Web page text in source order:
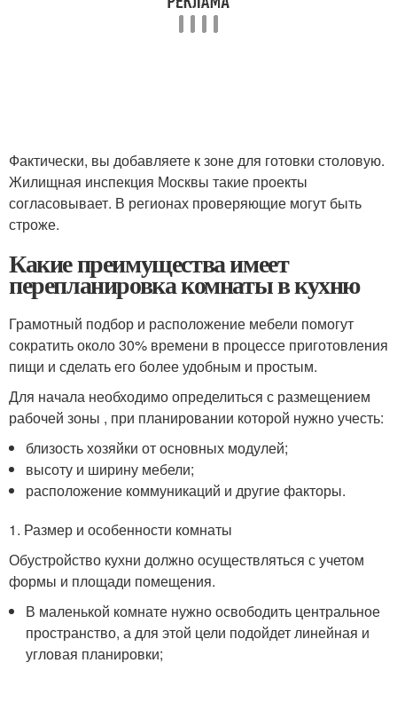
Фактически, вы добавляете к зоне для готовки столовую.
Жилищная инспекция Москвы такие проекты
согласовывает. В регионах проверяющие могут быть
строже.
Какие преимущества имеет
перепланировка комнаты в кухню
Грамотный подбор и расположение мебели помогут
сократить около 30% времени в процессе приготовления
пищи и сделать его более удобным и простым.
Для начала необходимо определиться с размещением
рабочей зоны , при планировании которой нужно учесть:
близость хозяйки от основных модулей;
высоту и ширину мебели;
расположение коммуникаций и другие факторы.
1. Размер и особенности комнаты
Обустройство кухни должно осуществляться с учетом
формы и площади помещения.
В маленькой комнате нужно освободить центральное
пространство, а для этой цели подойдет линейная и
угловая планировки;